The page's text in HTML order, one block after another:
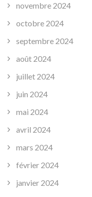
novembre 2024
octobre 2024
septembre 2024
août 2024
juillet 2024
juin 2024
mai 2024
avril 2024
mars 2024
février 2024
janvier 2024